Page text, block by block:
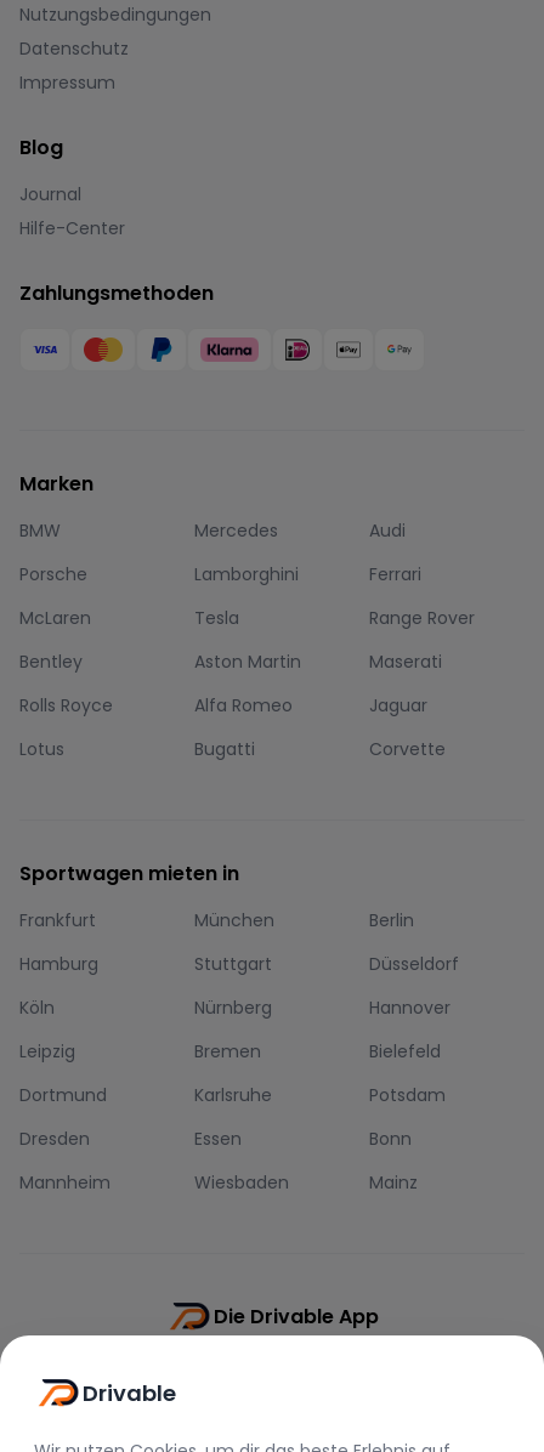
Nutzungsbedingungen
Datenschutz
Impressum
Blog
Journal
Hilfe-Center
Zahlungsmethoden
Marken
BMW Mercedes
Audi
Porsche
Lamborghini
Ferrari
McLaren
Tesla
Range Rover
Bentley
Aston Martin
Maserati
Rolls Royce
Alfa Romeo
Jaguar
Lotus
Bugatti Corvette
Sportwagen mieten in
Frankfurt München
Berlin
Hamburg
Stuttgart
Düsseldorf
Köln
Nürnberg
Hannover
Leipzig
Bremen
Bielefeld
Dortmund
Karlsruhe
Potsdam
Dresden
Essen
Bonn
Mannheim
Wiesbaden Mainz
Die Drivable App
Drivable